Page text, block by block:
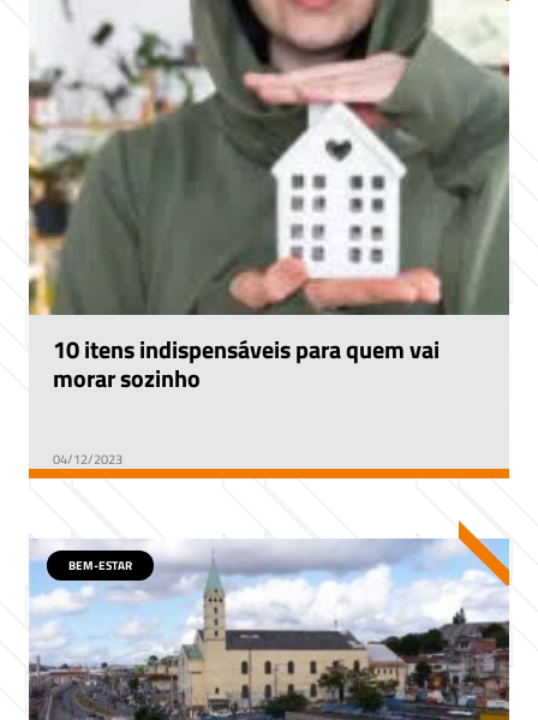
10 itens indispensáveis para quem vai
morar sozinho
04/12/2023
BEM-ESTAR